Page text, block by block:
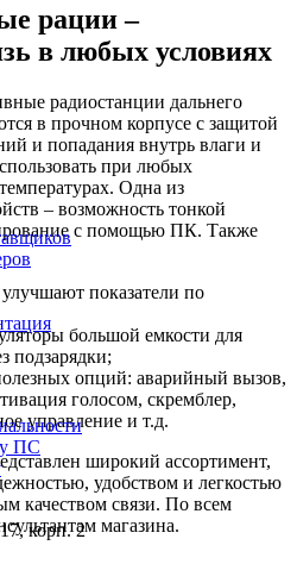
рации –
в любых условиях
радиостанции дальнего
в прочном корпусе с защитой
и попадания внутрь влаги и
при любых
Одна из
– возможность тонкой
с помощью ПК. Также
показатели по
большой емкости для
подзарядки;
опций: аварийный вызов,
голосом, скремблер,
управление и т.д.
широкий ассортимент,
удобством и легкостью
качеством связи. По всем
магазина.
ПС
корп. 2